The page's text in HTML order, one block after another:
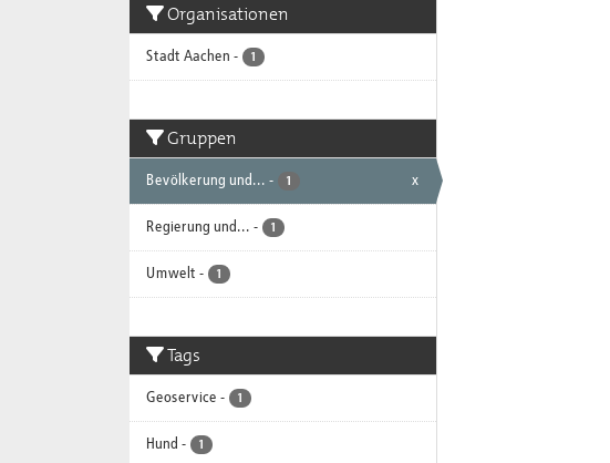
Organisationen
Stadt Aachen - 1
Gruppen
Bevölkerung und... - 1 x
Regierung und... - 1
Umwelt - 1
Tags
Geoservice - 1
Hund - 1